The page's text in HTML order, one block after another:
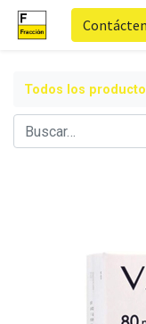
Todos los